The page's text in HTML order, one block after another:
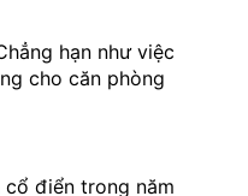
hạn như việc
cho căn phòng
cổ điển trong năm